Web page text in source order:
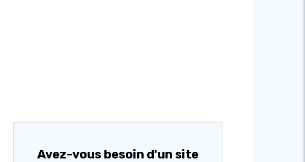
Avez-vous besoin d'un site